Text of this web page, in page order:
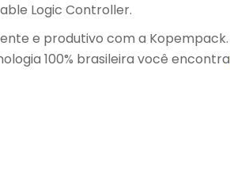
Logic Controller.
e produtivo com a Kopempack.
100% brasileira você encontra